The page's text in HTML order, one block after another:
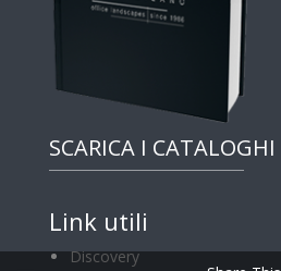
SCARICA I CATALOGHI
Link utili
Discovery